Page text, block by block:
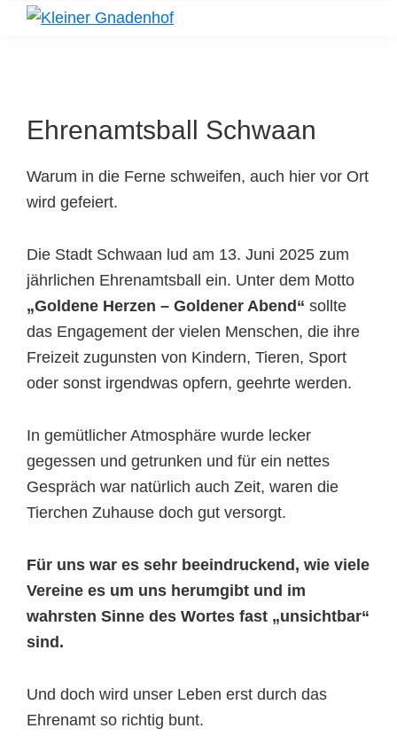
Ehrenamtsball Schwaan
Warum in die Ferne schweifen, auch hier vor Ort
wird gefeiert.
Die Stadt Schwaan lud am 13. Juni 2025 zum
jährlichen Ehrenamtsball ein. Unter dem Motto
„Goldene Herzen – Goldener Abend“ sollte
das Engagement der vielen Menschen, die ihre
Freizeit zugunsten von Kindern, Tieren, Sport
oder sonst irgendwas opfern, geehrte werden.
In gemütlicher Atmosphäre wurde lecker
gegessen und getrunken und für ein nettes
Gespräch war natürlich auch Zeit, waren die
Tierchen Zuhause doch gut versorgt.
Für uns war es sehr beeindruckend, wie viele
Vereine es um uns herumgibt und im
wahrsten Sinne des Wortes fast „unsichtbar“
sind.
Und doch wird unser Leben erst durch das
Ehrenamt so richtig bunt.